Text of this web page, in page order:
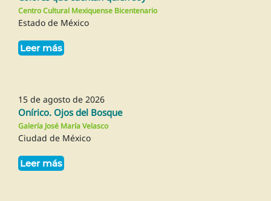
Centro Cultural Mexiquense Bicentenario
Estado de México
Leer más
15 de agosto de 2026
Onírico. Ojos del Bosque
Galería José María Velasco
Ciudad de México
Leer más